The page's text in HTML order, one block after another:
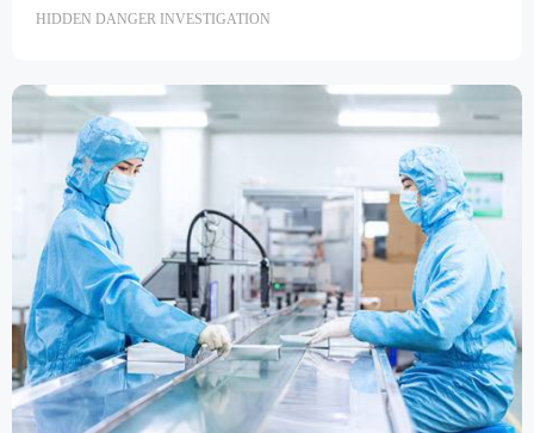
HIDDEN DANGER INVESTIGATION
双重预防